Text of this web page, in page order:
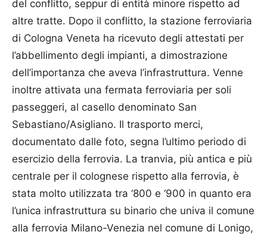
del conflitto, seppur di entità minore rispetto ad
altre tratte. Dopo il conflitto, la stazione ferroviaria
di Cologna Veneta ha ricevuto degli attestati per
l’abbellimento degli impianti, a dimostrazione
dell’importanza che aveva l’infrastruttura. Venne
inoltre attivata una fermata ferroviaria per soli
passeggeri, al casello denominato San
Sebastiano/Asigliano. Il trasporto merci,
documentato dalle foto, segna l’ultimo periodo di
esercizio della ferrovia. La tranvia, più antica e più
centrale per il colognese rispetto alla ferrovia, è
stata molto utilizzata tra ‘800 e ‘900 in quanto era
l’unica infrastruttura su binario che univa il comune
alla ferrovia Milano-Venezia nel comune di Lonigo,